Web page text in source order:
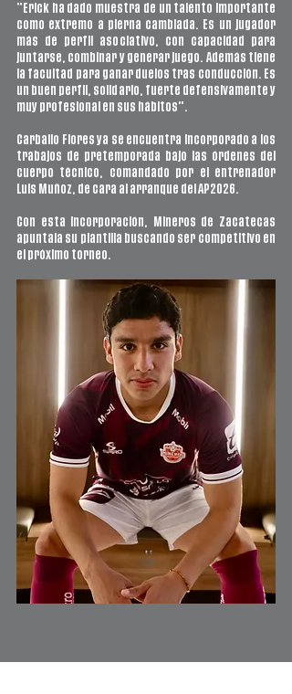
“Erick ha dado muestra de un talento importante
como extremo a pierna cambiada. Es un jugador
más de perfil asociativo, con capacidad para
juntarse, combinar y generar juego. Además tiene
la facultad para ganar duelos tras conducción. Es
un buen perfil, solidario, fuerte defensivamente y
muy profesional en sus hábitos”.
Carballo Flores ya se encuentra incorporado a los
trabajos de pretemporada bajo las órdenes del
cuerpo técnico, comandado por el entrenador
Luis Muñoz, de cara al arranque del AP2026.
Con esta incorporación, Mineros de Zacatecas
apuntala su plantilla buscando ser competitivo en
el próximo torneo.